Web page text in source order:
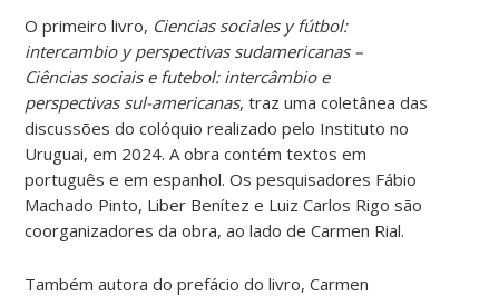
O primeiro livro, Ciencias sociales y fútbol:
intercambio y perspectivas sudamericanas –
Ciências sociais e futebol: intercâmbio e
perspectivas sul-americanas, traz uma coletânea das
discussões do colóquio realizado pelo Instituto no
Uruguai, em 2024. A obra contém textos em
português e em espanhol. Os pesquisadores Fábio
Machado Pinto, Liber Benítez e Luiz Carlos Rigo são
coorganizadores da obra, ao lado de Carmen Rial.
Também autora do prefácio do livro, Carmen